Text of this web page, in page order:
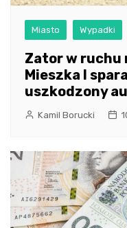
Miasto Wypadki
Zator w ruchu
Mieszka I
uszkodzony
Kamil Borucki